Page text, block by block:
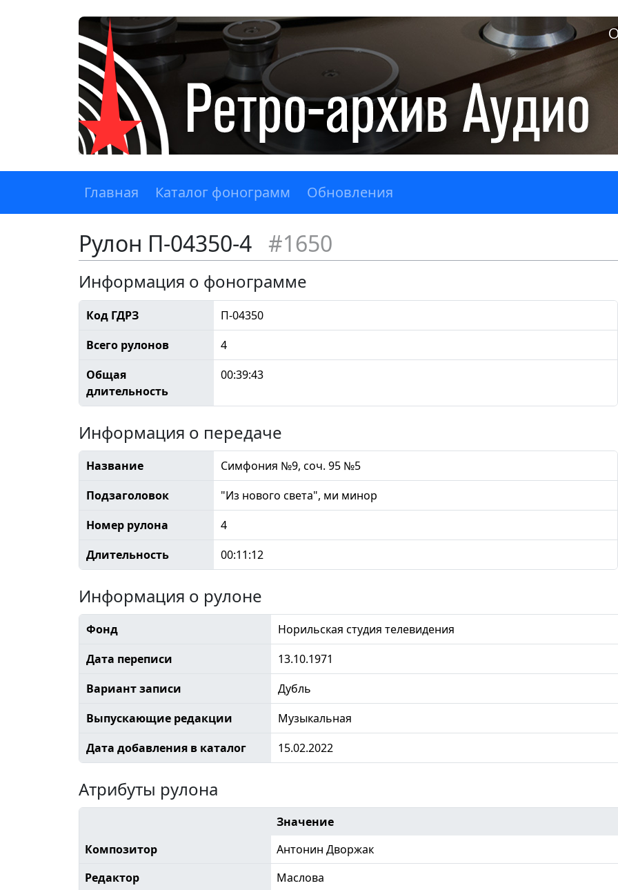
Главная Каталог фонограмм Обновления
Рулон П-04350-4 #1650
Информация о фонограмме
Код ГДРЗ
П-04350
Всего рулонов
4
Общая
длительность
00:39:43
Информация о передаче
Название
Cимфония №9, соч. 95 №5
Подзаголовок
"Из нового света", ми минор
Номер рулона
4
Длительность
00:11:12
Информация о рулоне
Фонд
Норильская студия телевидения
Дата переписи
13.10.1971
Вариант записи
Дубль
Выпускающие редакции
Музыкальная
Дата добавления в каталог
15.02.2022
Атрибуты рулона
Значение
Композитор
Антонин Дворжак
Редактор
Маслова